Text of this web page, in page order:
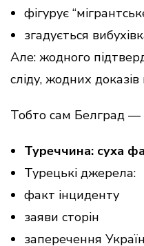
фігурує
згадується
Але: жодного
сліду, жодних
Тобто сам Белград —
Туреччина: суха
Турецькі джерела:
факт інциденту
заяви сторін
заперечення